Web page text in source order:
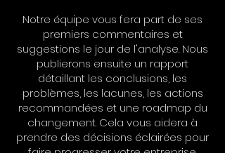
Notre équipe vous fera part de ses
premiers commentaires et
suggestions le jour de l'analyse. Nous
publierons ensuite un rapport
détaillant les conclusions, les
problèmes, les lacunes, les actions
recommandées et une roadmap du
changement. Cela vous aidera à
prendre des décisions éclairées pour